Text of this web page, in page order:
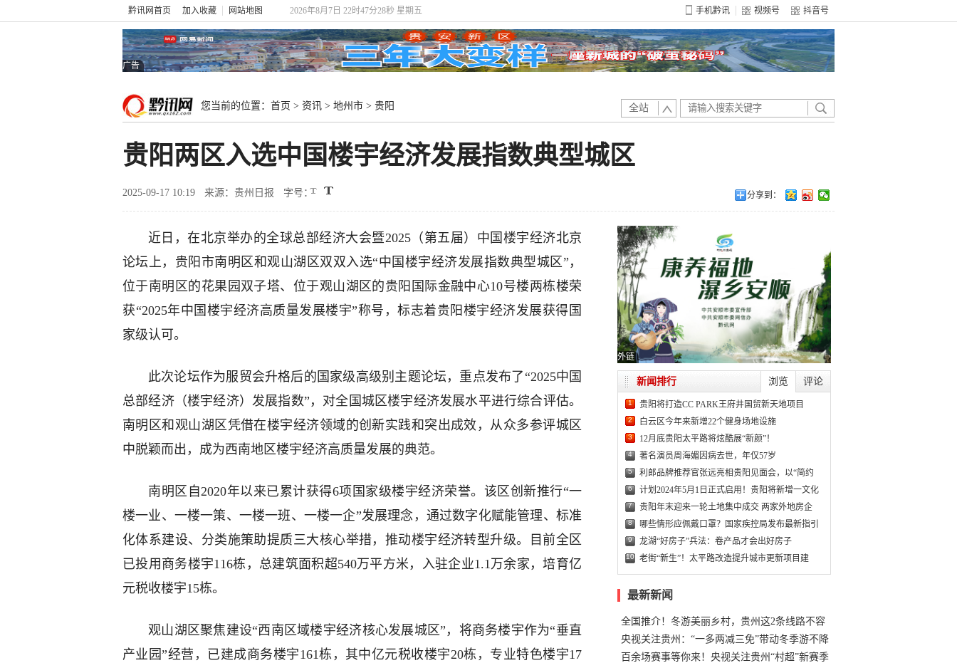
黔讯网首页 加入收藏 网站地图 2026年8月7日 22时47分28秒 星期五 手机黔讯 视频号 抖音号
广告
您当前的位置： 首页 > 资讯 > 地州市 > 贵阳 全站
贵阳两区入选中国楼宇经济发展指数典型城区
2025-09-17 10:19 来源：贵州日报 字号： 分享到：
近日，在北京举办的全球总部经济大会暨2025（第五届）中国楼宇经济北京
论坛上，贵阳市南明区和观山湖区双双入选“中国楼宇经济发展指数典型城区”，
位于南明区的花果园双子塔、位于观山湖区的贵阳国际金融中心10号楼两栋楼荣
获“2025年中国楼宇经济高质量发展楼宇”称号，标志着贵阳楼宇经济发展获得国
家级认可。
此次论坛作为服贸会升格后的国家级高级别主题论坛，重点发布了“2025中国
总部经济（楼宇经济）发展指数”，对全国城区楼宇经济发展水平进行综合评估。
南明区和观山湖区凭借在楼宇经济领域的创新实践和突出成效，从众多参评城区
中脱颖而出，成为西南地区楼宇经济高质量发展的典范。
南明区自2020年以来已累计获得6项国家级楼宇经济荣誉。该区创新推行“一
楼一业、一楼一策、一楼一班、一楼一企”发展理念，通过数字化赋能管理、标准
化体系建设、分类施策助提质三大核心举措，推动楼宇经济转型升级。目前全区
已投用商务楼宇116栋，总建筑面积超540万平方米，入驻企业1.1万余家，培育亿
元税收楼宇15栋。
观山湖区聚焦建设“西南区域楼宇经济核心发展城区”，将商务楼宇作为“垂直
产业园”经营，已建成商务楼宇161栋，其中亿元税收楼宇20栋，专业特色楼宇17
外链
浏览 评论
新闻排行
1 贵阳将打造CC PARK王府井国贸新天地项目
2 白云区今年来新增22个健身场地设施
3 12月底贵阳太平路将炫酷展“新颜”！
4 著名演员周海媚因病去世，年仅57岁
5 利郎品牌推荐官张远亮相贵阳见面会，以“简约
6 计划2024年5月1日正式启用！贵阳将新增一文化
7 贵阳年末迎来一轮土地集中成交 两家外地房企
8 哪些情形应佩戴口罩？国家疾控局发布最新指引
9 龙湖“好房子”兵法：卷产品才会出好房子
10 老街“新生”！太平路改造提升城市更新项目建
最新新闻
全国推介！冬游美丽乡村，贵州这2条线路不容
错过
央视关注贵州：“一多两减三免”带动冬季游不降
温
百余场赛事等你来！央视关注贵州“村超”新赛季